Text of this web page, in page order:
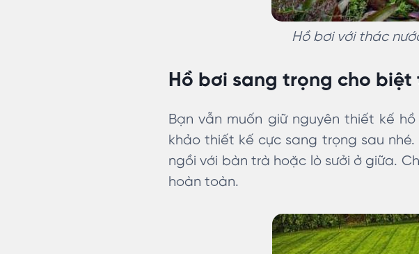
Hồ bơi với thác
Hồ bơi sang trọng cho biệt
Bạn vẫn muốn giữ nguyên thiết kế
khảo thiết kế cực sang trọng sau
ngồi với bàn trà hoặc lò sưởi ở giữa.
hoàn toàn.